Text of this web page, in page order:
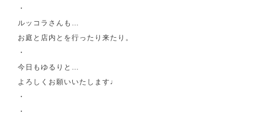
・
ルッコラさんも…
お庭と店内とを行ったり来たり。
・
今日もゆるりと…
よろしくお願いいたします♩
・
・